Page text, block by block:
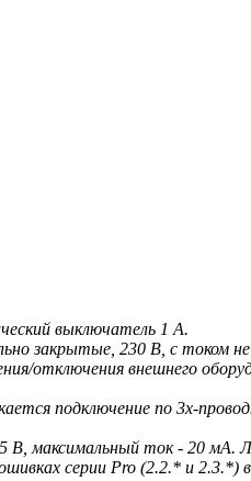
выключатель 1 А.
закрытые, 230 В, с током
отключения внешнего
подключение по 3х-
В, максимальный ток - 20 мА.
серии Pro (2.2.* и 2.3.*)